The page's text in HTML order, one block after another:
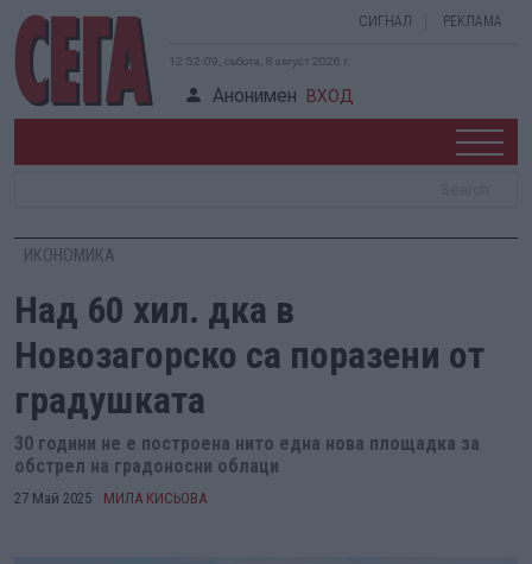
СИГНАЛ РЕКЛАМА
12:52:10, събота, 8 август 2026 г.
Анонимен ВХОД
ИКОНОМИКА
Над 60 хил. дка в
Новозагорско са поразени от
градушката
30 години не е построена нито една нова площадка за
обстрел на градоносни облаци
27 Май 2025 МИЛА КИСЬОВА